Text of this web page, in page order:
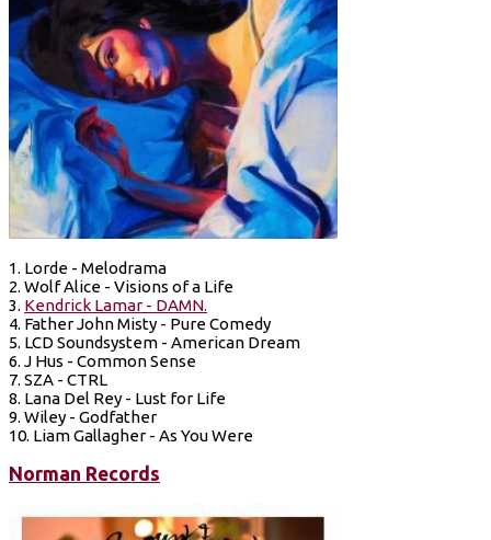
1. Lorde - Melodrama
2. Wolf Alice - Visions of a Life
3. Kendrick Lamar - DAMN.
4. Father John Misty - Pure Comedy
5. LCD Soundsystem - American Dream
6. J Hus - Common Sense
7. SZA - CTRL
8. Lana Del Rey - Lust for Life
9. Wiley - Godfather
10. Liam Gallagher - As You Were
Norman Records